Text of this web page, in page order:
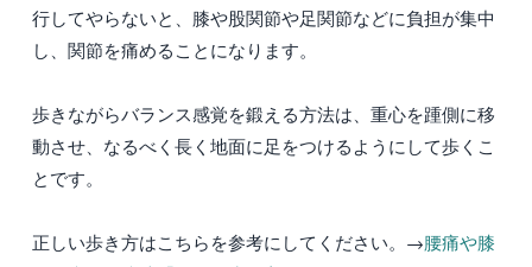
行してやらないと、膝や股関節や足関節などに負担が集中
し、関節を痛めることになります。
歩きながらバランス感覚を鍛える方法は、重心を踵側に移
動させ、なるべく長く地面に足をつけるようにして歩くこ
とです。
正しい歩き方はこちらを参考にしてください。→腰痛や膝